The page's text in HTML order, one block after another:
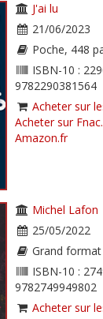
J'ai lu
21/06/2023
Poche, 448
ISBN-10 :
9782290381564
Acheter sur
Acheter sur
Amazon.fr
Michel Lafon
25/05/2022
Grand format
ISBN-10 :
9782749949802
Acheter sur